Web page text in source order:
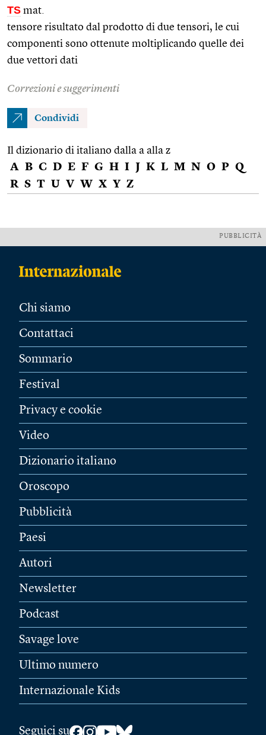
TS mat.
tensore risultato dal prodotto di due tensori, le cui
componenti sono ottenute moltiplicando quelle dei
due vettori dati
Correzioni e suggerimenti
Condividi
Il dizionario di italiano dalla a alla z
A B C D E F G H I J K L M N O P Q
R S T U V W X Y Z
PUBBLICITÀ
Chi siamo
Contattaci
Sommario
Festival
Privacy e cookie
Video
Dizionario italiano
Oroscopo
Pubblicità
Paesi
Autori
Newsletter
Podcast
Savage love
Ultimo numero
Internazionale Kids
Seguici su